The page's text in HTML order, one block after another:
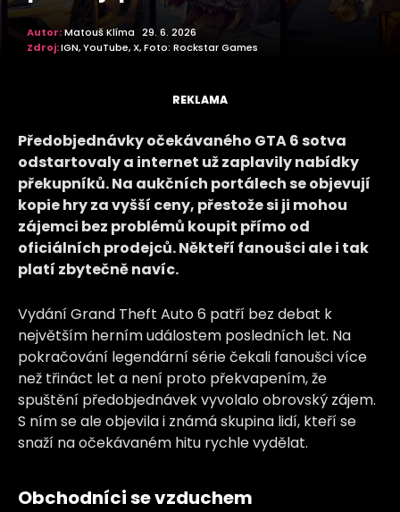
Autor:Matouš Klíma 29. 6. 2026
Zdroj:IGN, YouTube, X, Foto: Rockstar Games
REKLAMA
Předobjednávky očekávaného GTA 6 sotva
odstartovaly a internet už zaplavily nabídky
překupníků. Na aukčních portálech se objevují
kopie hry za vyšší ceny, přestože si ji mohou
zájemci bez problémů koupit přímo od
oficiálních prodejců. Někteří fanoušci ale i tak
platí zbytečně navíc.
Vydání Grand Theft Auto 6 patří bez debat k
největším herním událostem posledních let. Na
pokračování legendární série čekali fanoušci více
než třináct let a není proto překvapením, že
spuštění předobjednávek vyvolalo obrovský zájem.
S ním se ale objevila i známá skupina lidí, kteří se
snaží na očekávaném hitu rychle vydělat.
Obchodníci se vzduchem